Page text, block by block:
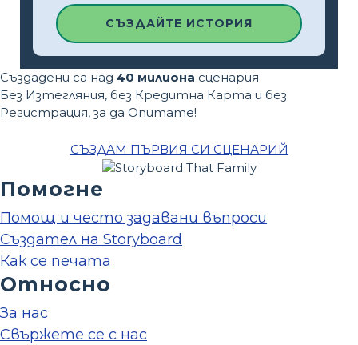
СЪЗДАЙТЕ ИСТОРИЯ
Създадени са над 40 милиона сценария
Без Изтегляния, без Кредитна Карта и без
Регистрация, за да Опитате!
СЪЗДАМ ПЪРВИЯ СИ СЦЕНАРИЙ
Помогне
Помощ и често задавани въпроси
Създател на Storyboard
Как се печата
Относно
За нас
Свържете се с нас